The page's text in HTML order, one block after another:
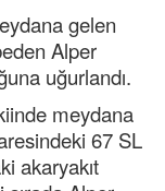
gelen
Alper
uğurlandı.
meydana
67 SL
akaryakıt